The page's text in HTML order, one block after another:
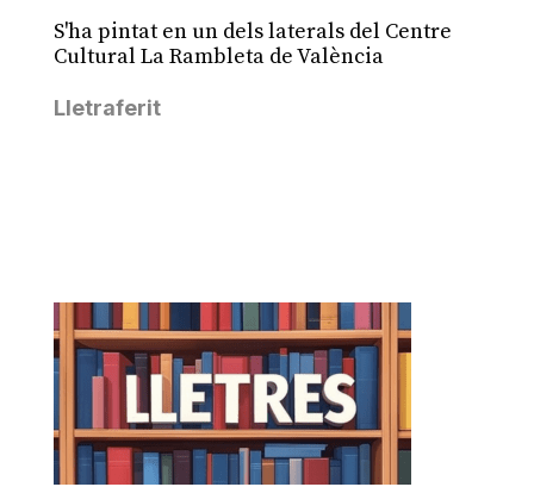
S'ha pintat en un dels laterals del Centre
Cultural La Rambleta de València
Lletraferit